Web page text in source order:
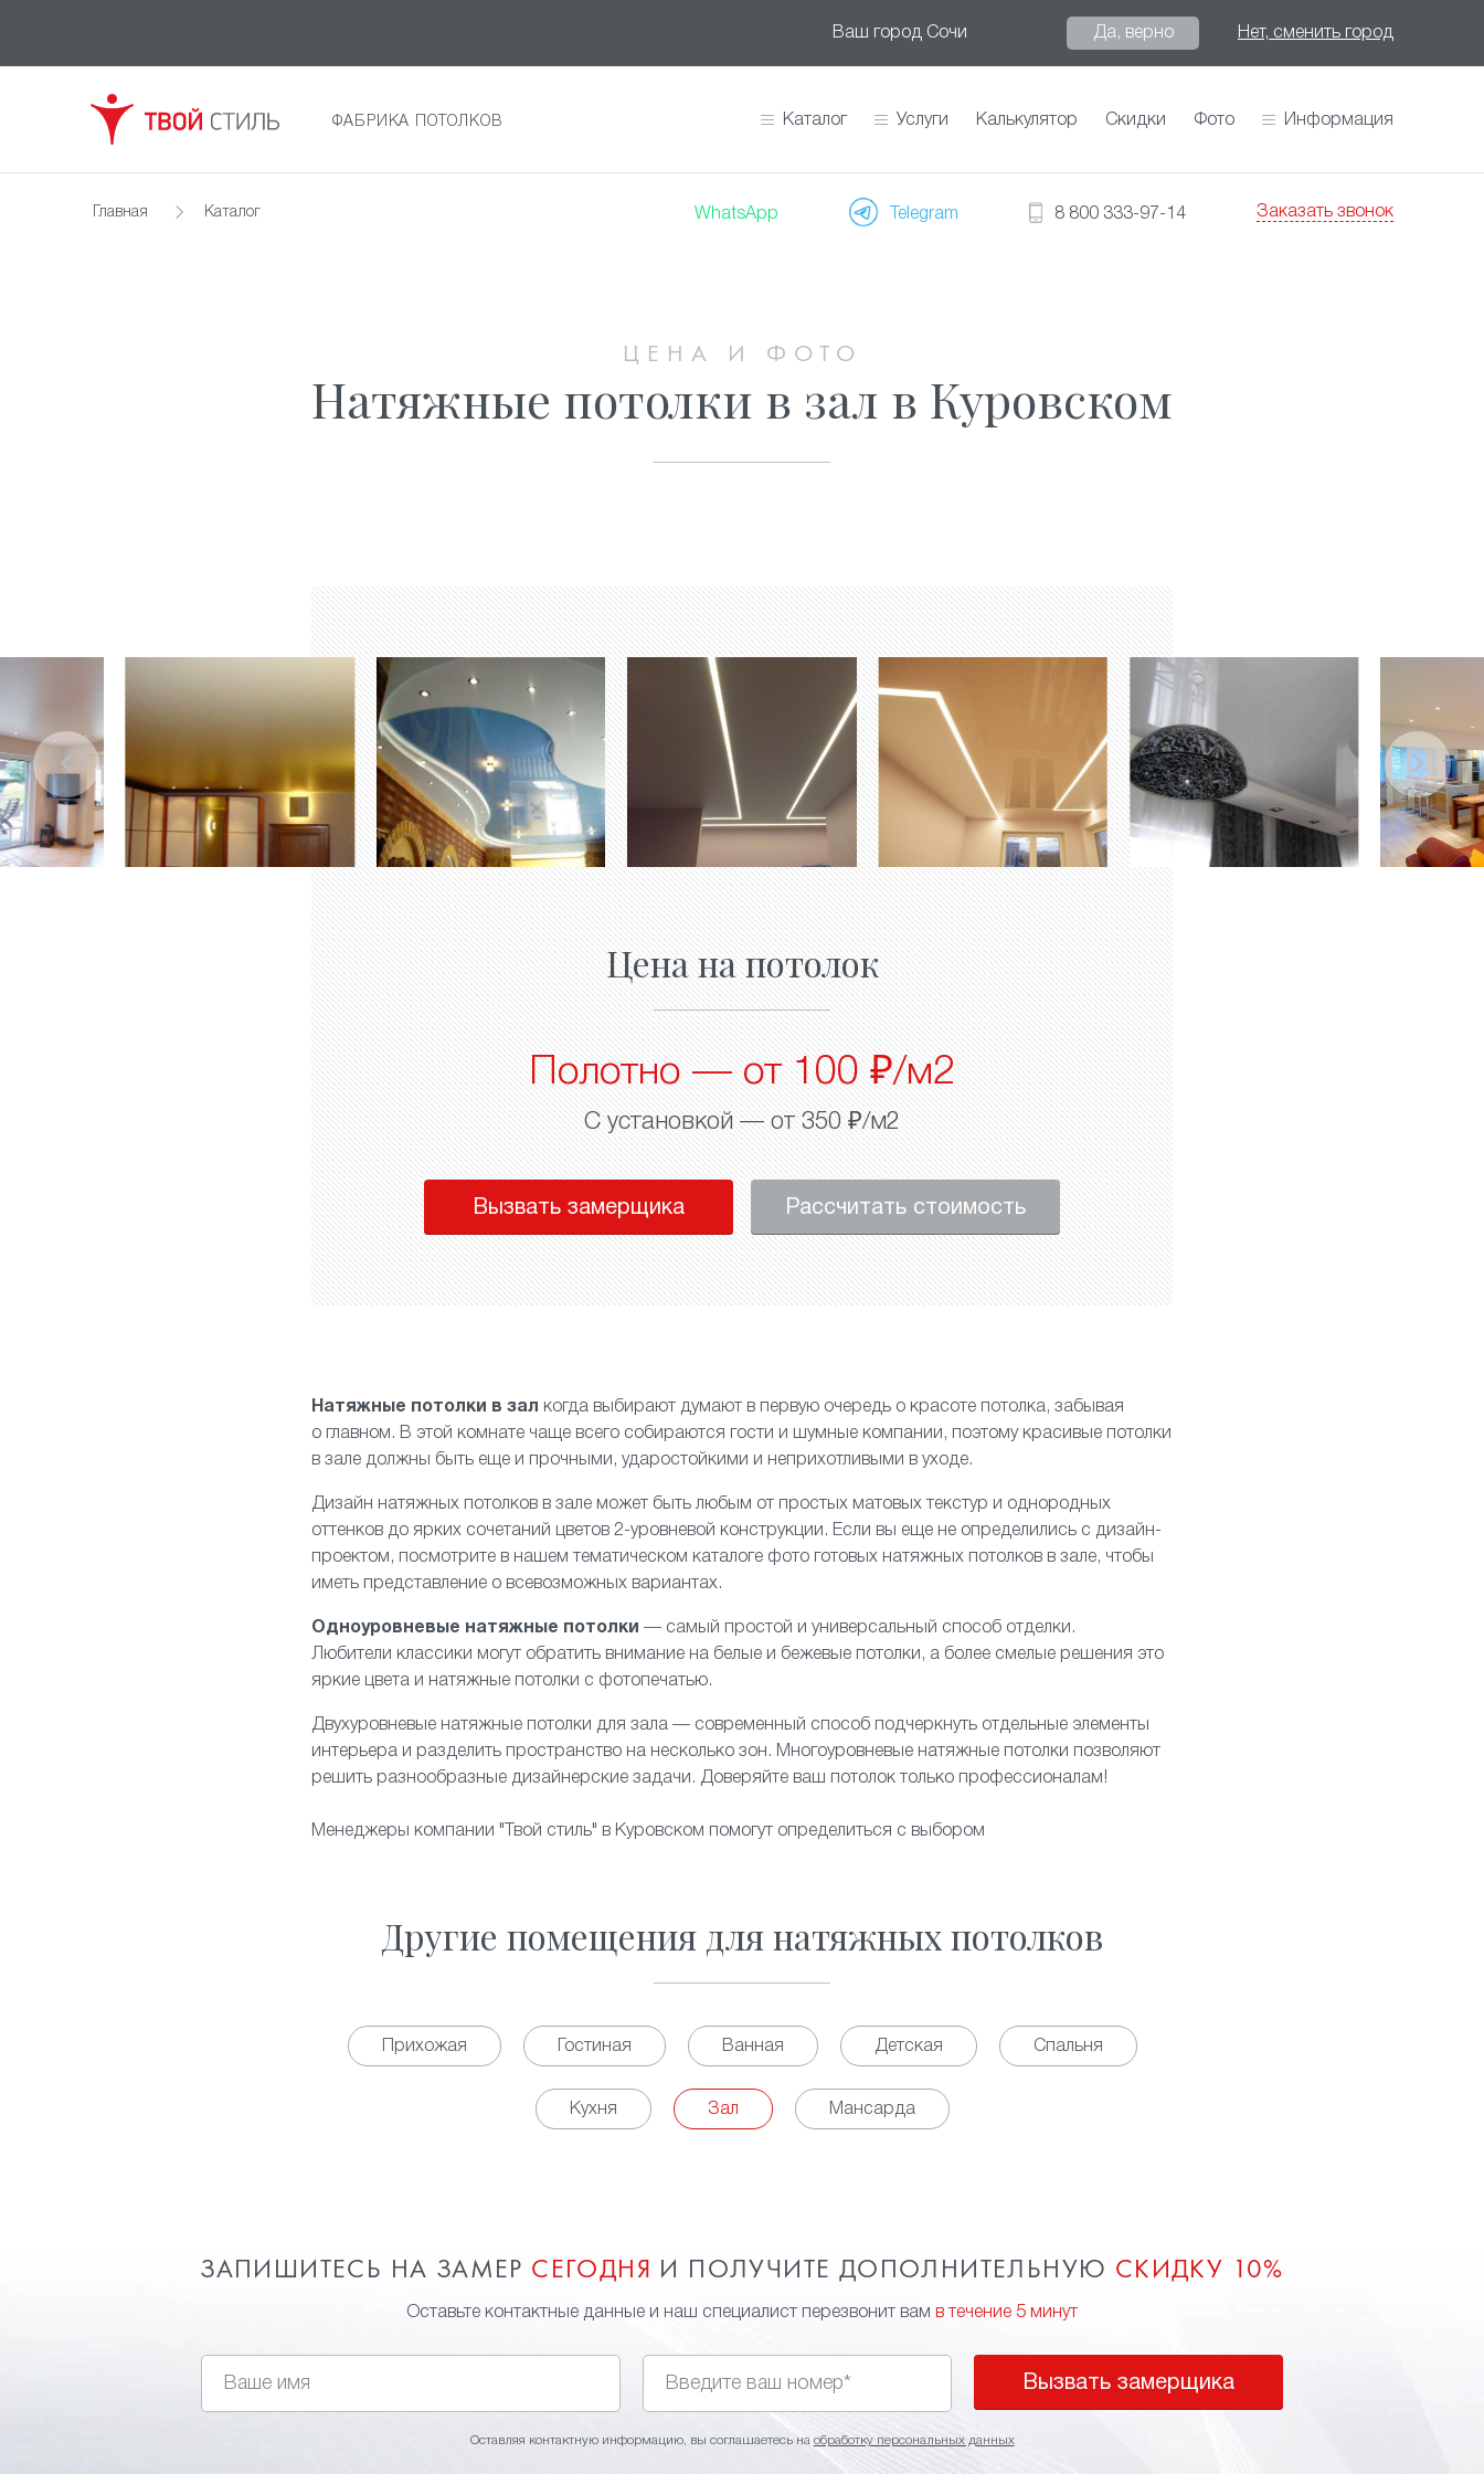
Ваш город Сочи Да, верно Нет, сменить город
ФАБРИКА ПОТОЛКОВ Каталог Услуги Калькулятор Скидки Фото Информация
Главная Каталог WhatsApp Telegram 8 800 333-97-14 Заказать звонок
ЦЕНА И ФОТО
Натяжные потолки в зал в Куровском
Цена на потолок
Полотно — от 100 ₽/м2
С установкой — от 350 ₽/м2
Вызвать замерщика Рассчитать стоимость
Натяжные потолки в зал
когда выбирают думают в первую очередь о красоте потолка, забывая
о главном. В этой комнате чаще всего собираются гости и шумные компании, поэтому красивые потолки
в зале должны быть еще и прочными, ударостойкими и неприхотливыми в уходе.
Дизайн натяжных потолков в зале может быть любым от простых матовых текстур и однородных
оттенков до ярких сочетаний цветов 2-уровневой конструкции. Если вы еще не определились с дизайн-
проектом, посмотрите в нашем тематическом каталоге фото готовых натяжных потолков в зале, чтобы
иметь представление о всевозможных вариантах.
Одноуровневые натяжные потолки — самый простой и универсальный способ отделки.
Любители классики могут обратить внимание на белые и бежевые потолки, а более смелые решения это
яркие цвета и натяжные потолки с фотопечатью.
Двухуровневые натяжные потолки для зала — современный способ подчеркнуть отдельные элементы
интерьера и разделить пространство на несколько зон. Многоуровневые натяжные потолки позволяют
решить разнообразные дизайнерские задачи. Доверяйте ваш потолок только профессионалам!
Менеджеры компании "Твой стиль" в Куровском помогут определиться с выбором
Другие помещения для натяжных потолков
Прихожая Гостиная Ванная Детская Спальня
Кухня Зал Мансарда
ЗАПИШИТЕСЬ НА ЗАМЕР СЕГОДНЯ И ПОЛУЧИТЕ ДОПОЛНИТЕЛЬНУЮ СКИДКУ 10%
Оставьте контактные данные и наш специалист перезвонит вам в течение 5 минут
Вызвать замерщика
Оставляя контактную информацию, вы соглашаетесь на обработку персональных данных